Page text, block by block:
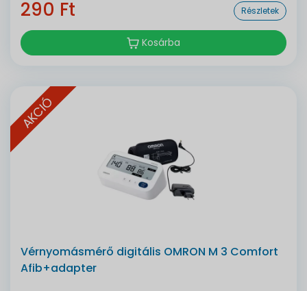
290 Ft Részletek
Kosárba
AKCIÓ
Vérnyomásmérő digitális OMRON M 3 Comfort
Afib+adapter